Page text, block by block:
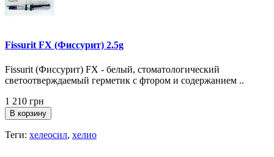
Fissurit FX (Фиссурит) 2.5g
Fissurit (Фиссурит) FX - белый, стоматологический
светоотверждаемый герметик с фтором и содержанием ..
1 210 грн
В корзину
Теги: хелеосил, хелио